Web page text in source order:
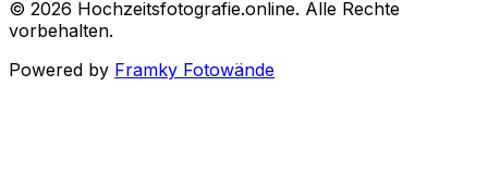
© 2026 Hochzeitsfotografie.online. Alle Rechte
vorbehalten.
Powered by Framky Fotowände